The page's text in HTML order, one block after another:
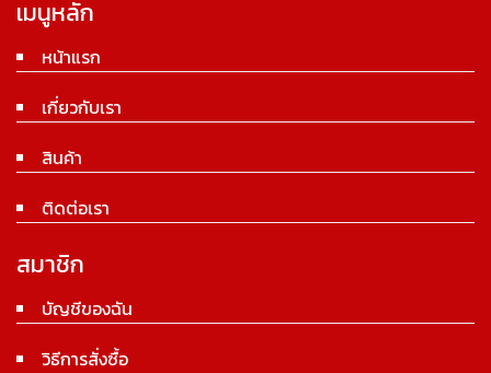
เมนูหลัก
หน้าแรก
เกี่ยวกับเรา
สินค้า
ติดต่อเรา
สมาชิก
บัญชีของฉัน
วิธีการสั่งซื้อ